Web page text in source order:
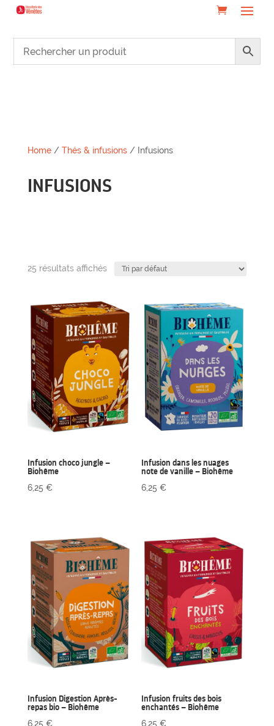
Home/ Thés & infusions/ Infusions
INFUSIONS
25 résultats affichés
Infusion choco jungle –
Biohême
6,25 €
Infusion dans les nuages
note de vanille – Biohême
6,25€
Infusion Digestion Après-
repas bio – Biohême
6,25 €
Infusion fruits des bois
enchantés – Biohême
6,25€